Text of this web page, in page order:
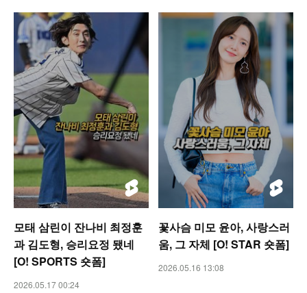
모태 삼린이 잔나비 최정훈
과 김도형, 승리요정 됐네
[O! SPORTS 숏폼]
2026.05.17 00:24
꽃사슴 미모 윤아, 사랑스러
움, 그 자체 [O! STAR 숏폼]
2026.05.16 13:08